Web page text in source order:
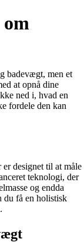
badevægt, men et
at opnå dine
ned i, hvad en
fordele den kan
designet til at måle
teknologi, der
og endda
få en holistisk